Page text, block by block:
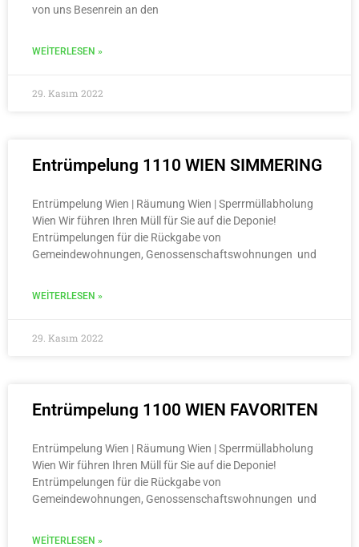
von uns Besenrein an den
WEITERLESEN »
29. Kasım 2022
Entrümpelung 1110 WIEN SIMMERING
Entrümpelung Wien | Räumung Wien | Sperrmüllabholung
Wien Wir führen Ihren Müll für Sie auf die Deponie!
Entrümpelungen für die Rückgabe von
Gemeindewohnungen, Genossenschaftswohnungen und
WEITERLESEN »
29. Kasım 2022
Entrümpelung 1100 WIEN FAVORITEN
Entrümpelung Wien | Räumung Wien | Sperrmüllabholung
Wien Wir führen Ihren Müll für Sie auf die Deponie!
Entrümpelungen für die Rückgabe von
Gemeindewohnungen, Genossenschaftswohnungen und
WEITERLESEN »